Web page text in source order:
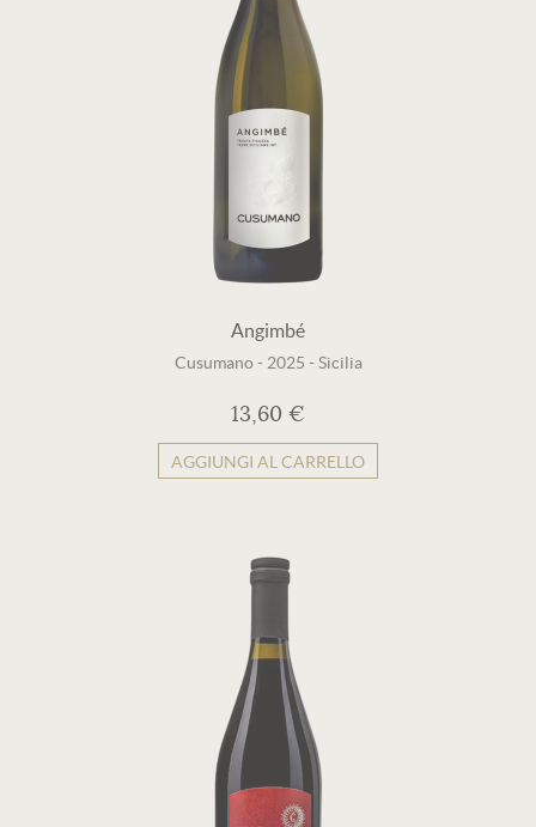
Angimbé
Cusumano - 2025 - Sicilia
13,60 €
AGGIUNGI AL CARRELLO